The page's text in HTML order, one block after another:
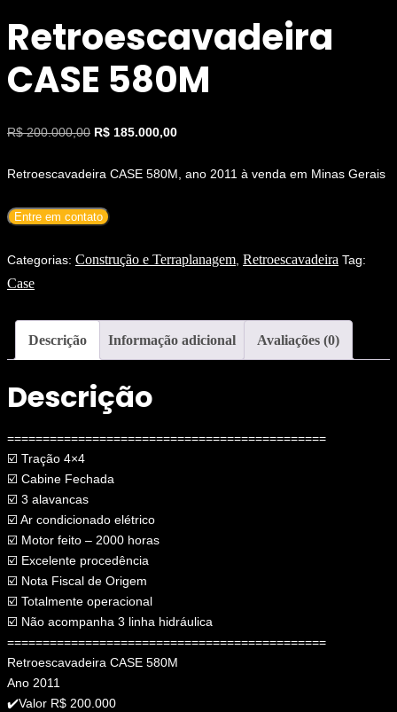
Retroescavadeira
CASE 580M
R$200.000,00 O
original
R$ 200.000,00.
R$ 185.000,00O
atual
Retroescavadeira CASE 580M, ano 2011 à venda em Minas Gerais
Entre em contato
Categorias: Construção e Terraplanagem, Retroescavadeira Tag:
Case
Descrição Informação adicional Avaliações (0)
Descrição
=============================================
☑️ Tração 4×4
☑️ Cabine Fechada
☑️ 3 alavancas
☑️ Ar condicionado elétrico
☑️ Motor feito – 2000 horas
☑️ Excelente procedência
☑️ Nota Fiscal de Origem
☑️ Totalmente operacional
☑️ Não acompanha 3 linha hidráulica
=============================================
Retroescavadeira CASE 580M
Ano 2011
✔️Valor R$ 200.000